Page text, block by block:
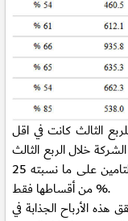
الثالث كانت في اقل
كما يلاحظ أن الشركة خلال الربع الثالث
احتفظت بأعلى نسبة من المخاطر، حيث إعادة التامين على ما نسبته 25
% من أقساطها فقط.
الأرباح الجذابة في